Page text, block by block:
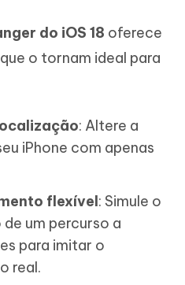
do iOS 18 oferece
o tornam ideal para
: Altere a
iPhone com apenas
flexível: Simule o
um percurso a
para imitar o
real.